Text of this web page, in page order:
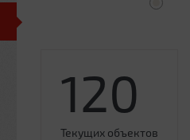
120
Текущих объектов